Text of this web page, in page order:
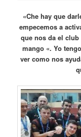
«Che hay que
empecemos a
que nos da el
mango «. Yo
ver como nos